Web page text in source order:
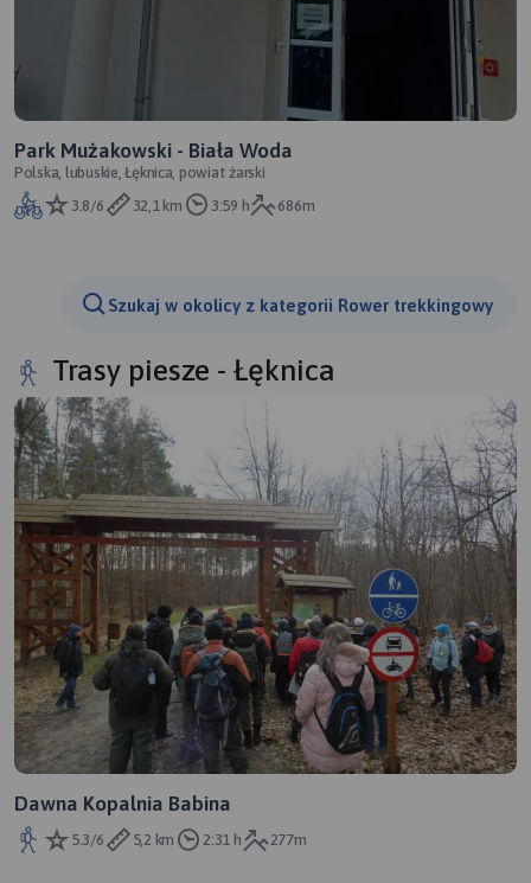
Park Mużakowski - Biała Woda
Polska, lubuskie, Łęknica, powiat żarski
3.8/6
32,1 km 3:59 h 686m
Szukaj w okolicy z kategorii Rower trekkingowy
Trasy piesze - Łęknica
Dawna Kopalnia Babina
5.3/6 5,2 km 2:31 h 277m